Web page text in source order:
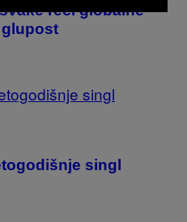
reči globalne
singl